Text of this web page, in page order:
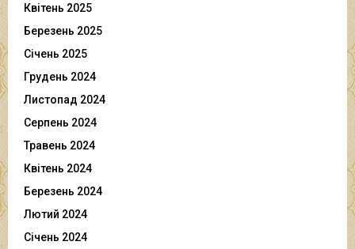
Квітень 2025
Березень 2025
Січень 2025
Грудень 2024
Листопад 2024
Серпень 2024
Травень 2024
Квітень 2024
Березень 2024
Лютий 2024
Січень 2024